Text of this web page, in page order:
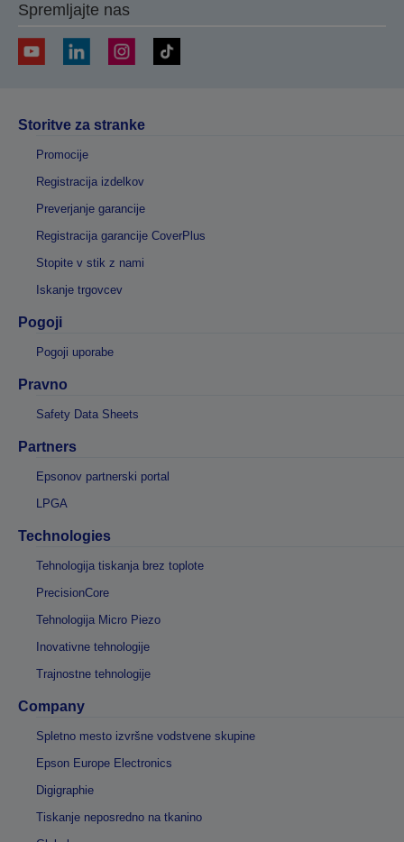
Spremljajte nas
Storitve za stranke
Promocije
Registracija izdelkov
Preverjanje garancije
Registracija garancije CoverPlus
Stopite v stik z nami
Iskanje trgovcev
Pogoji
Pogoji uporabe
Pravno
Safety Data Sheets
Partners
Epsonov partnerski portal
LPGA
Technologies
Tehnologija tiskanja brez toplote
PrecisionCore
Tehnologija Micro Piezo
Inovativne tehnologije
Trajnostne tehnologije
Company
Spletno mesto izvršne vodstvene skupine
Epson Europe Electronics
Digigraphie
Tiskanje neposredno na tkanino